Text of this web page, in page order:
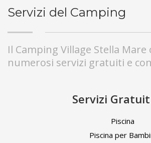
Servizi del Camping
Il Camping Village Stella Mare
numerosi servizi gratuiti e
Servizi
Piscina
Piscina per